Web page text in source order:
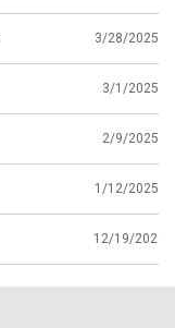
3/28/2025
3/1/2025
2/9/2025
1/12/2025
12/19/2024